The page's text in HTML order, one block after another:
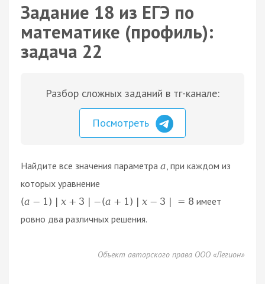
Задание 18 из ЕГЭ по
математике (профиль):
задача 22
Разбор сложных заданий в тг-канале:
Посмотреть
Найдите все значения параметра a , при каждом из
которых уравнение
(a − 1 ) | x + 3 | −(a + 1 ) | x − 3 | = 8 имеет
ровно два различных решения.
Объект авторского права ООО «Легион»